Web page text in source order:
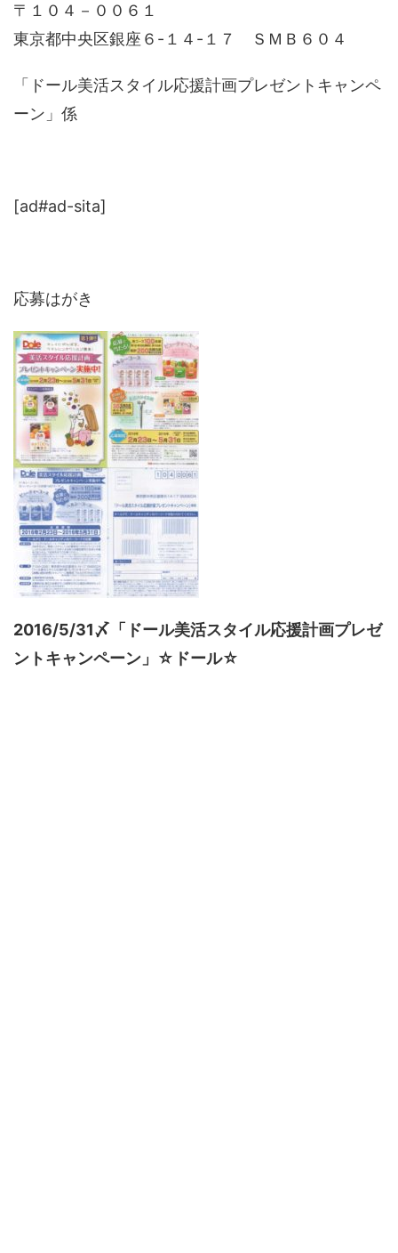
〒１０４－００６１
東京都中央区銀座６-１４-１７ ＳＭＢ６０４
「ドール美活スタイル応援計画プレゼントキャンペ
ーン」係
[ad#ad-sita]
応募はがき
2016/5/31〆「ドール美活スタイル応援計画プレゼ
ントキャンペーン」☆ドール☆